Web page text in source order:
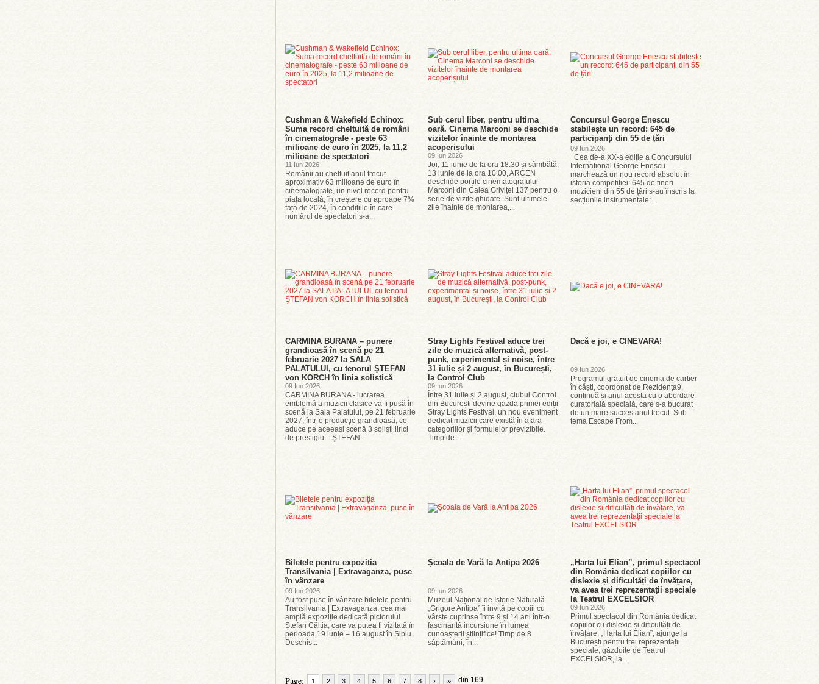
Cushman & Wakefield Echinox:
Suma record cheltuită de români
în cinematografe - peste 63
milioane de euro în 2025, la 11,2
milioane de spectatori
11 Iun 2026
Românii au cheltuit anul trecut
aproximativ 63 milioane de euro în
cinematografe, un nivel record pentru
piața locală, în creștere cu aproape 7%
față de 2024, în condițiile în care
numărul de spectatori s-a...
Sub cerul liber, pentru ultima
oară. Cinema Marconi se deschide
vizitelor înainte de montarea
acoperișului
09 Iun 2026
Joi, 11 iunie de la ora 18.30 și sâmbătă,
13 iunie de la ora 10.00, ARCEN
deschide porțile cinematografului
Marconi din Calea Griviței 137 pentru o
serie de vizite ghidate. Sunt ultimele
zile înainte de montarea,...
Concursul George Enescu
stabilește un record: 645 de
participanți din 55 de țări
09 Iun 2026
Cea de-a XX-a ediție a Concursului
Internațional George Enescu
marchează un nou record absolut în
istoria competiției: 645 de tineri
muzicieni din 55 de țări s-au înscris la
secțiunile instrumentale:...
CARMINA BURANA – punere
grandioasă în scenă pe 21
februarie 2027 la SALA
PALATULUI, cu tenorul ŞTEFAN
von KORCH în linia solistică
09 Iun 2026
CARMINA BURANA - lucrarea
emblemă a muzicii clasice va fi pusă în
scenă la Sala Palatului, pe 21 februarie
2027, într-o producţie grandioasă, ce
aduce pe aceeaşi scenă 3 solişti lirici
de prestigiu – ŞTEFAN...
Stray Lights Festival aduce trei
zile de muzică alternativă, post-
punk, experimental și noise, între
31 iulie și 2 august, în București,
la Control Club
09 Iun 2026
Între 31 iulie și 2 august, clubul Control
din București devine gazda primei ediții
Stray Lights Festival, un nou eveniment
dedicat muzicii care există în afara
categoriilor și formulelor previzibile.
Timp de...
Dacă e joi, e CINEVARA!
09 Iun 2026
Programul gratuit de cinema de cartier
în căști, coordonat de Rezidența9,
continuă și anul acesta cu o abordare
curatorială specială, care s-a bucurat
de un mare succes anul trecut. Sub
tema Escape From...
Biletele pentru expoziția
Transilvania | Extravaganza, puse
în vânzare
09 Iun 2026
Au fost puse în vânzare biletele pentru
Transilvania | Extravaganza, cea mai
amplă expoziție dedicată pictorului
Ștefan Câlția, care va putea fi vizitată în
perioada 19 iunie – 16 august în Sibiu.
Deschis...
Școala de Vară la Antipa 2026
09 Iun 2026
Muzeul Național de Istorie Naturală
„Grigore Antipa” îi invită pe copiii cu
vârste cuprinse între 9 și 14 ani într-o
fascinantă incursiune în lumea
cunoașterii științifice! Timp de 8
săptămâni, în...
„Harta lui Elian”, primul spectacol
din România dedicat copiilor cu
dislexie și dificultăți de învățare,
va avea trei reprezentații speciale
la Teatrul EXCELSIOR
09 Iun 2026
Primul spectacol din România dedicat
copiilor cu dislexie și dificultăți de
învățare, „Harta lui Elian”, ajunge la
București pentru trei reprezentații
speciale, găzduite de Teatrul
EXCELSIOR, la...
Page: 1 2 3 4 5 6 7 8 din 169
› »